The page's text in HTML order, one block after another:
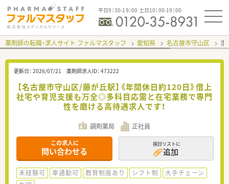
平日9：30-19：00 土日10：00-19：00
薬剤師の転職・求人サイト ファルマスタッフ 愛知県 名古屋市守山区 求
更新日： 2026/07/21 薬剤師求人ID： 473222
【名古屋市守山区/藤が丘駅】《年間休日約120日》借上
社宅や育児支援も万全◎多科目応需と在宅業務で専門
性を磨ける高待遇求人です！
調剤薬局 正社員
この求人に
問い合わせる
検討リストに
追加
未経験可 車通勤可 教育制度あり シフト制
大手チェーン